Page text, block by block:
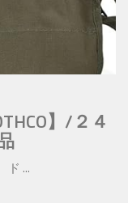
】/２４
ド ...